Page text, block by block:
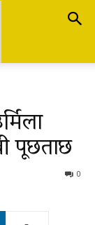
पूछताछ
0